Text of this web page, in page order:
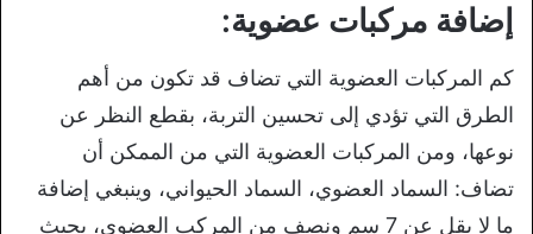
إضافة مركبات عضوية:
كم المركبات العضوية التي تضاف قد تكون من أهم
الطرق التي تؤدي إلى تحسين التربة، بقطع النظر عن
نوعها، ومن المركبات العضوية التي من الممكن أن
تضاف: السماد العضوي، السماد الحيواني، وينبغي إضافة
ما لا يقل عن 7 سم ونصف من المركب العضوي، بحيث